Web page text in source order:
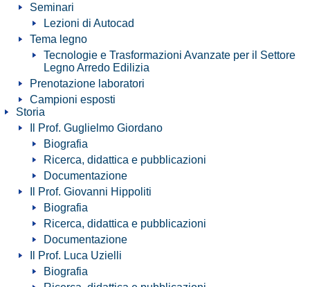
Seminari
Lezioni di Autocad
Tema legno
Tecnologie e Trasformazioni Avanzate per il Settore
Legno Arredo Edilizia
Prenotazione laboratori
Campioni esposti
Storia
Il Prof. Guglielmo Giordano
Biografia
Ricerca, didattica e pubblicazioni
Documentazione
Il Prof. Giovanni Hippoliti
Biografia
Ricerca, didattica e pubblicazioni
Documentazione
Il Prof. Luca Uzielli
Biografia